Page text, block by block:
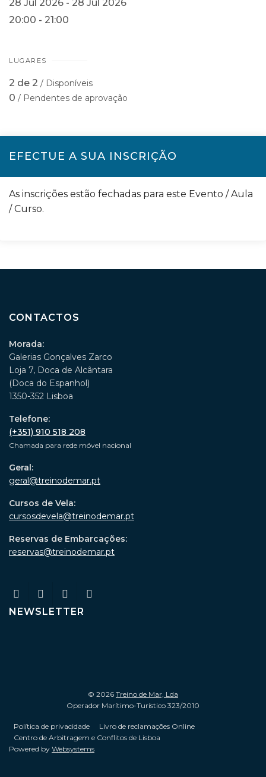
28 Jul 2026 - 28 Jul 2026
20:00 - 21:00
LUGARES
2 de 2 / Disponíveis
0 / Pendentes de aprovação
EFECTUE A SUA INSCRIÇÃO
As inscrições estão fechadas para este Evento / Aula
/ Curso.
CONTACTOS
Morada:
Galerias Gonçalves Zarco
Loja 7, Doca de Alcântara
(Doca do Espanhol)
1350-352 Lisboa
Telefone:
(+351) 910 518 208
Chamada para rede móvel nacional
Geral:
geral@treinodemar.pt
Cursos de Vela:
cursosdevela@treinodemar.pt
Reservas de Embarcações:
reservas@treinodemar.pt
NEWSLETTER
© 2026 Treino de Mar, Lda
Operador Marítimo-Turístico 323/2010
Política de privacidade
Livro de reclamações Online
Centro de Arbitragem e Conflitos de Lisboa
Powered by Websystems